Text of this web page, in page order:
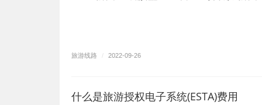
旅游线路 / 2022-09-26
什么是旅游授权电子系统(ESTA)费用